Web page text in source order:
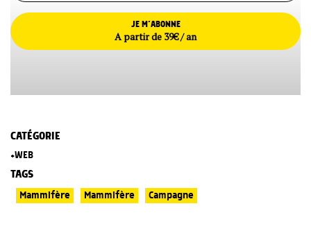
JE M’ABONNE
A partir de 39€ / an
CATÉGORIE
+WEB
TAGS
Mammifère Mammifère Campagne